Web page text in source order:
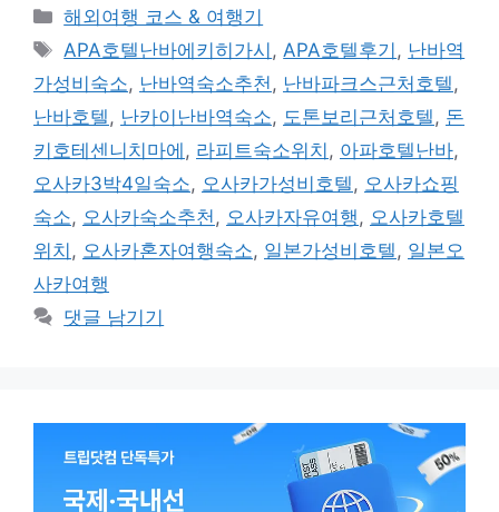
카
테
리
해외여행 코스 & 여행기
태
그
APA호텔난바에키히가시 ,APA호텔후기 , 난바역
가성비숙소, 난바역숙소추천, 난바파크스근처호텔,
난바호텔, 난카이난바역숙소, 도톤보리근처호텔, 돈
키호테센니치마에 , 라피트숙소위치 , 아파호텔난바,
오사카3박4일숙소, 오사카가성비호텔, 오사카쇼핑
숙소, 오사카숙소추천, 오사카자유여행, 오사카호텔
위치 , 오사카혼자여행숙소, 일본가성비호텔, 일본오
사카여행
댓글 남기기